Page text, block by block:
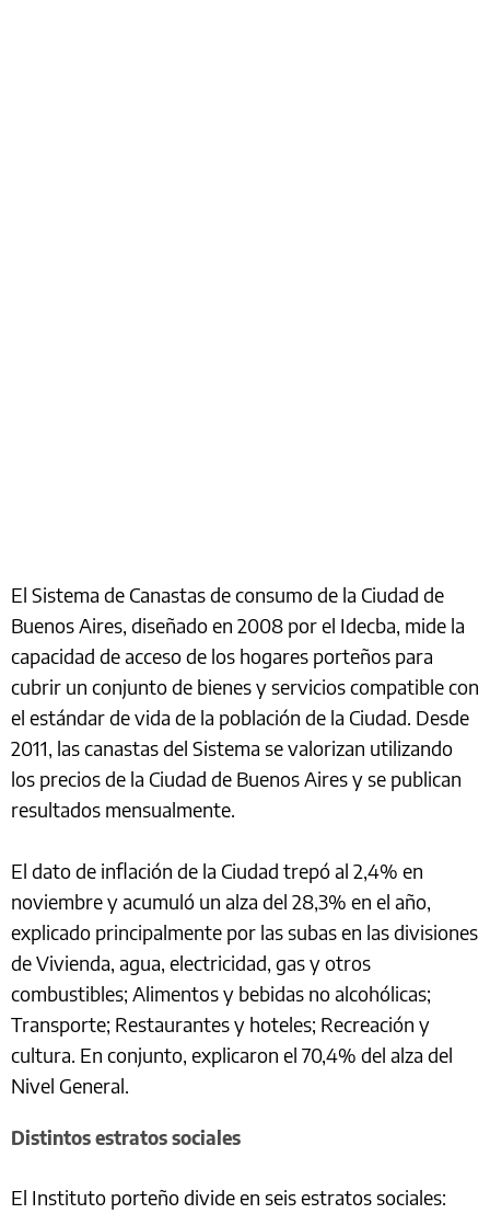
El Sistema de Canastas de consumo de la Ciudad de
Buenos Aires, diseñado en 2008 por el Idecba, mide la
capacidad de acceso de los hogares porteños para
cubrir un conjunto de bienes y servicios compatible con
el estándar de vida de la población de la Ciudad. Desde
2011, las canastas del Sistema se valorizan utilizando
los precios de la Ciudad de Buenos Aires y se publican
resultados mensualmente.
El dato de inflación de la Ciudad trepó al 2,4% en
noviembre y acumuló un alza del 28,3% en el año,
explicado principalmente por las subas en las divisiones
de Vivienda, agua, electricidad, gas y otros
combustibles; Alimentos y bebidas no alcohólicas;
Transporte; Restaurantes y hoteles; Recreación y
cultura. En conjunto, explicaron el 70,4% del alza del
Nivel General.
Distintos estratos sociales
El Instituto porteño divide en seis estratos sociales: